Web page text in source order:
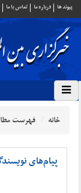
پيوند ها درباره ما تماس با ما
خانه فهرست
پیام‌های